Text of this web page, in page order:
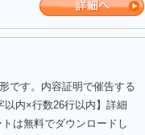
です。内容証明で催告する
内×行数26行以内】詳細
は無料でダウンロードし